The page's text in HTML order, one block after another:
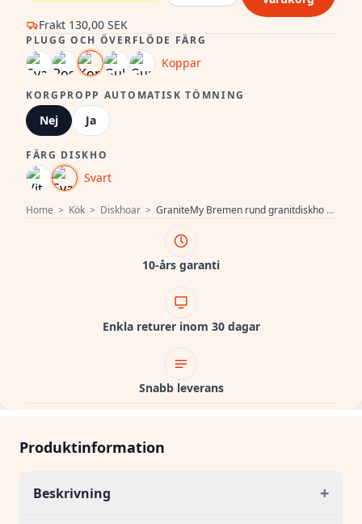
Home > Kök > Diskhoar > GraniteMy Bremen rund granitdiskho 43 cm svart inbyggd och underbyggd med kranhålsbänk och kopparplugg 1208971837
Frakt 130,00 SEK
PLUGG OCH ÖVERFLÖDE FÄRG
Koppar
KORGPROPP AUTOMATISK TÖMNING
Nej Ja
FÄRG DISKHO
Svart
10-års garanti
Enkla returer inom 30 dagar
Snabb leverans
Produktinformation
Beskrivning +